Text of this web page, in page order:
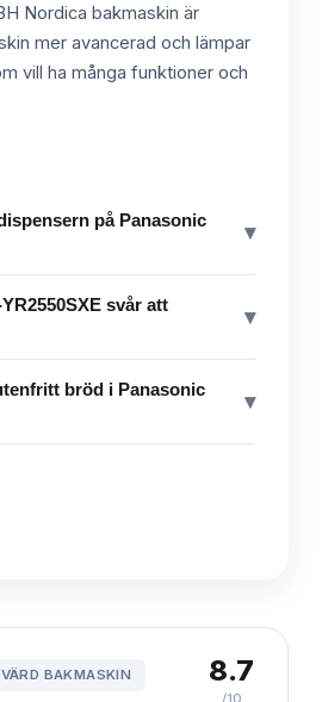
Nordica bakmaskin är
mer avancerad och lämpar
vill ha många funktioner och
på Panasonic
▾
svår att
▾
bröd i Panasonic
▾
BAKMASKIN 8.7
/10